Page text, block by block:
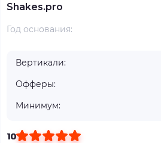
Shakes.pro
Год основания:
Вертикали:
Офферы:
Минимум:
10